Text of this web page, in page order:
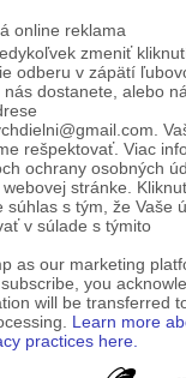
online reklama
zmeniť
odberu v zápätí
dostanete, alebo
rešpektovať. Viac
ochrany osobných
stránke.
súhlas s tým, že Vaše
v súlade s týmito
as our marketing
you
will be transferred
Learn more
practices here.